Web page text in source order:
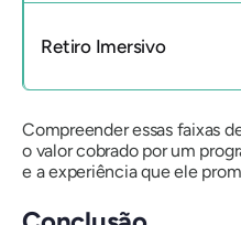
Retiro Imersivo
Compreender essas faixas
o valor cobrado por um
e a experiência que ele